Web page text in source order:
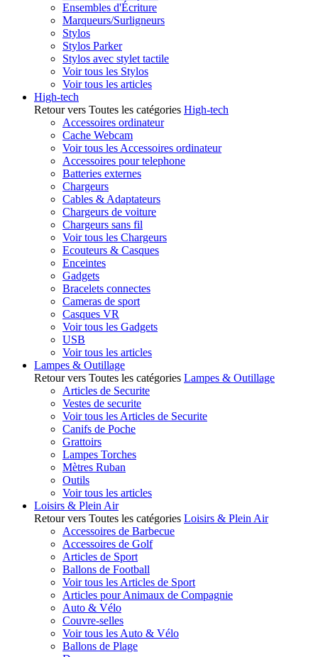
Ensembles d'Écriture
Marqueurs/Surligneurs
Stylos
Stylos Parker
Stylos avec stylet tactile
Voir tous les Stylos
Voir tous les articles
High-tech
Retour vers Toutes les catégories High-tech
Accessoires ordinateur
Cache Webcam
Voir tous les Accessoires ordinateur
Accessoires pour telephone
Batteries externes
Chargeurs
Cables & Adaptateurs
Chargeurs de voiture
Chargeurs sans fil
Voir tous les Chargeurs
Ecouteurs & Casques
Enceintes
Gadgets
Bracelets connectes
Cameras de sport
Casques VR
Voir tous les Gadgets
USB
Voir tous les articles
Lampes & Outillage
Retour vers Toutes les catégories Lampes & Outillage
Articles de Securite
Vestes de securite
Voir tous les Articles de Securite
Canifs de Poche
Grattoirs
Lampes Torches
Mètres Ruban
Outils
Voir tous les articles
Loisirs & Plein Air
Retour vers Toutes les catégories Loisirs & Plein Air
Accessoires de Barbecue
Accessoires de Golf
Articles de Sport
Ballons de Football
Voir tous les Articles de Sport
Articles pour Animaux de Compagnie
Auto & Vélo
Couvre-selles
Voir tous les Auto & Vélo
Ballons de Plage